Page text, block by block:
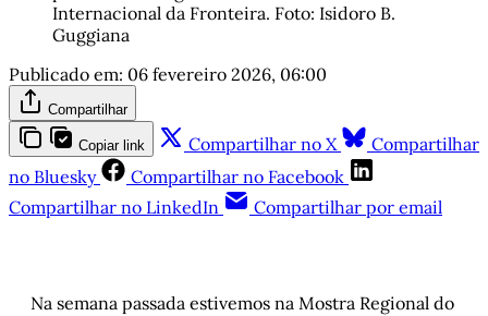
Internacional da Fronteira. Foto: Isidoro B.
Guggiana
Publicado em: 06 fevereiro 2026, 06:00
Compartilhar
Copiar link Compartilhar no X
Compartilhar
no Bluesky
Compartilhar no Facebook
Compartilhar no LinkedIn
Compartilhar por email
Na semana passada estivemos na Mostra Regional do